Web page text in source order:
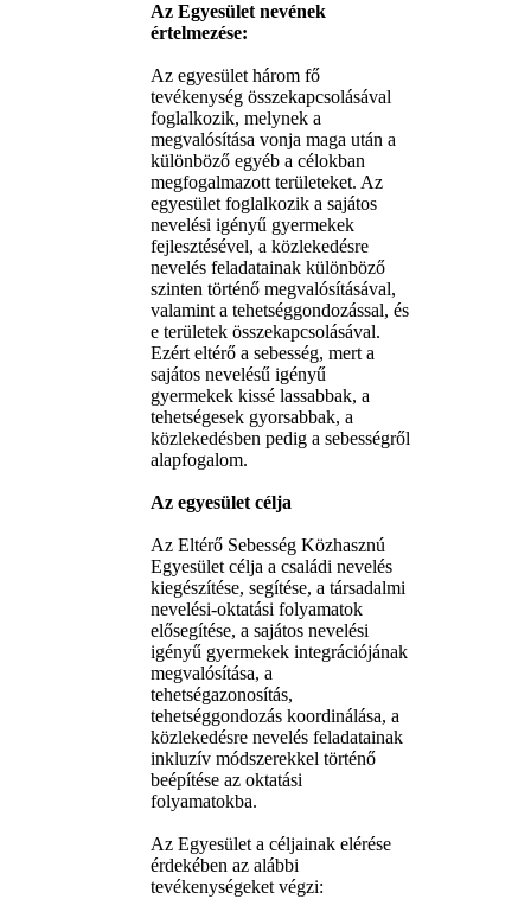
Az Egyesület nevének
értelmezése:
Az egyesület három fő
tevékenység összekapcsolásával
foglalkozik, melynek a
megvalósítása vonja maga után a
különböző egyéb a célokban
megfogalmazott területeket. Az
egyesület foglalkozik a sajátos
nevelési igényű gyermekek
fejlesztésével, a közlekedésre
nevelés feladatainak különböző
szinten történő megvalósításával,
valamint a tehetséggondozással, és
e területek összekapcsolásával.
Ezért eltérő a sebesség, mert a
sajátos nevelésű igényű
gyermekek kissé lassabbak, a
tehetségesek gyorsabbak, a
közlekedésben pedig a sebességről
alapfogalom.
Az egyesület célja
Az Eltérő Sebesség Közhasznú
Egyesület célja a családi nevelés
kiegészítése, segítése, a társadalmi
nevelési-oktatási folyamatok
elősegítése, a sajátos nevelési
igényű gyermekek integrációjának
megvalósítása, a
tehetségazonosítás,
tehetséggondozás koordinálása, a
közlekedésre nevelés feladatainak
inkluzív módszerekkel történő
beépítése az oktatási
folyamatokba.
Az Egyesület a céljainak elérése
érdekében az alábbi
tevékenységeket végzi: